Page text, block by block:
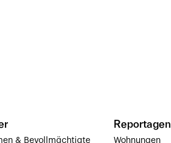
& Bevollmächtigte
Reportagen
Wohnungen